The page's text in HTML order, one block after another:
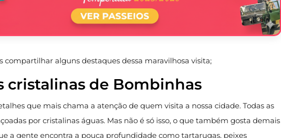
compartilhar alguns destaques dessa maravilhosa visita;
cristalinas de Bombinhas
que mais chama a atenção de quem visita a nossa cidade. Todas as
por cristalinas águas. Mas não é só isso, o que também gosta demais
a gente encontra a pouca profundidade como tartarugas, peixes